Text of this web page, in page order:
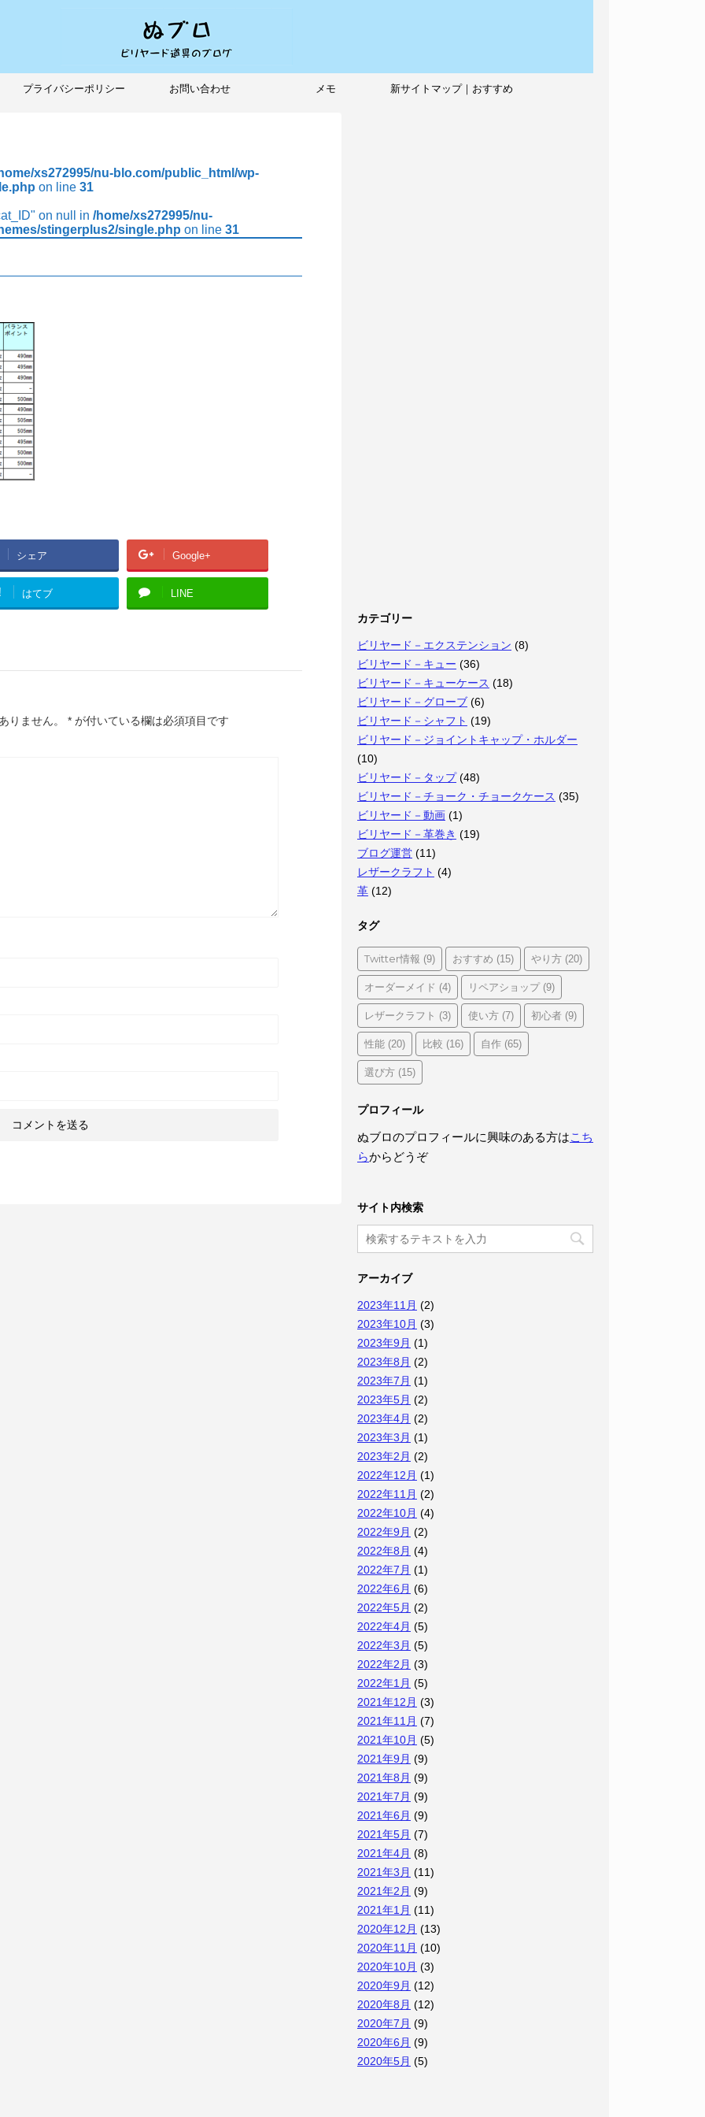
プライバシーポリシー お問い合わせ メモ 新サイトマップ｜おすすめ
xs272995/nu-blo.com/public_html/wp-
on line 31
on null in /home/xs272995/nu-
stingerplus2/single.php on line 31
シェア Google+
はてブ LINE
りません。 * が付いている欄は必須項目です
カテゴリー
ビリヤード－エクステンション (8)
ビリヤード－キュー (36)
ビリヤード－キューケース (18)
ビリヤード－グローブ (6)
ビリヤード－シャフト (19)
ビリヤード－ジョイントキャップ・ホルダー
(10)
ビリヤード－タップ(48)
ビリヤード－チョーク・チョークケース (35)
ビリヤード－動画 (1)
ビリヤード－革巻き (19)
ブログ運営 (11)
レザークラフト (4)
革 (12)
タグ
Twitter情報 (9) おすすめ (15) やり方 (20)
オーダーメイド (4) リペアショップ(9)
レザークラフト (3) 使い方 (7) 初心者 (9)
性能 (20) 比較 (16) 自作 (65)
選び方 (15)
プロフィール
ぬブロのプロフィールに興味のある方はこち
らからどうぞ
サイト内検索
アーカイブ
2023年11月 (2)
2023年10月 (3)
2023年9月 (1)
2023年8月 (2)
2023年7月 (1)
2023年5月 (2)
2023年4月 (2)
2023年3月 (1)
2023年2月 (2)
2022年12月 (1)
2022年11月 (2)
2022年10月 (4)
2022年9月 (2)
2022年8月 (4)
2022年7月 (1)
2022年6月 (6)
2022年5月 (2)
2022年4月 (5)
2022年3月 (5)
2022年2月 (3)
2022年1月 (5)
2021年12月 (3)
2021年11月 (7)
2021年10月 (5)
2021年9月 (9)
2021年8月 (9)
2021年7月 (9)
2021年6月 (9)
2021年5月 (7)
2021年4月 (8)
2021年3月 (11)
2021年2月 (9)
2021年1月 (11)
2020年12月 (13)
2020年11月 (10)
2020年10月 (3)
2020年9月 (12)
2020年8月 (12)
2020年7月 (9)
2020年6月 (9)
2020年5月 (5)